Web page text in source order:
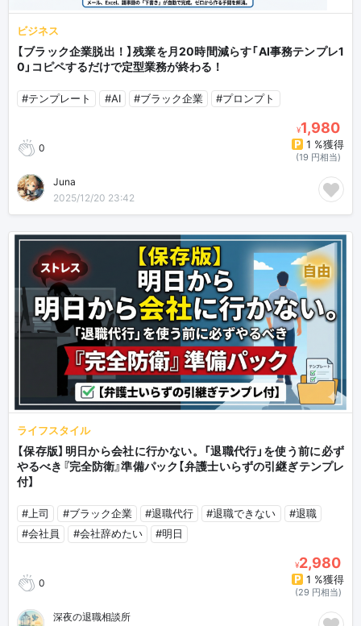
ビジネス
【ブラック企業脱出！】残業を月20時間減らす「AI事務テンプレ1
0」コピペするだけで定型業務が終わる！
#テンプレート #AI #ブラック企業 #プロンプト
0
¥1,980
1 %獲得
(19 円相当)
Juna
2025/12/20 23:42
ライフスタイル
【保存版】明日から会社に行かない。「退職代行」を使う前に必ず
やるべき『完全防衛』準備パック【弁護士いらずの引継ぎテンプレ
付】
#上司 #ブラック企業 #退職代行 #退職できない
#退職
#会社員
#会社辞めたい #明日
0
¥2,980
1 %獲得
(29 円相当)
深夜の退職相談所